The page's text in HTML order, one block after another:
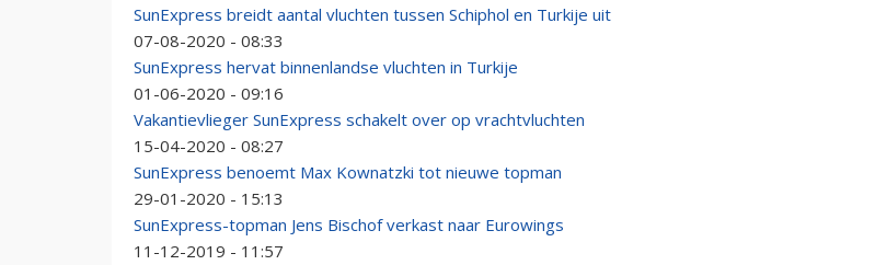
SunExpress breidt aantal vluchten tussen Schiphol en Turkije uit
07-08-2020 - 08:33
SunExpress hervat binnenlandse vluchten in Turkije
01-06-2020 - 09:16
Vakantievlieger SunExpress schakelt over op vrachtvluchten
15-04-2020 - 08:27
SunExpress benoemt Max Kownatzki tot nieuwe topman
29-01-2020 - 15:13
SunExpress-topman Jens Bischof verkast naar Eurowings
11-12-2019 - 11:57